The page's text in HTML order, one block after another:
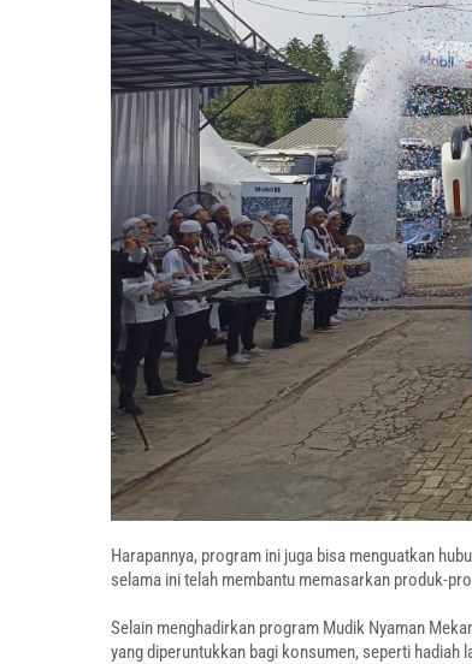
Harapannya, program ini juga bisa menguatkan
selama ini telah membantu memasarkan produk-
Selain menghadirkan program Mudik Nyaman
yang diperuntukkan bagi konsumen, seperti hadiah